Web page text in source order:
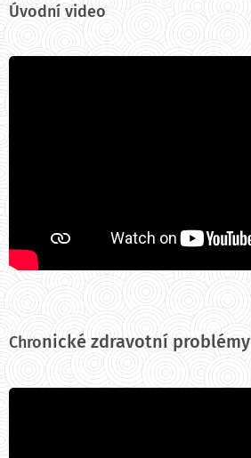
Úvodní video
Chronické zdravotní problémy